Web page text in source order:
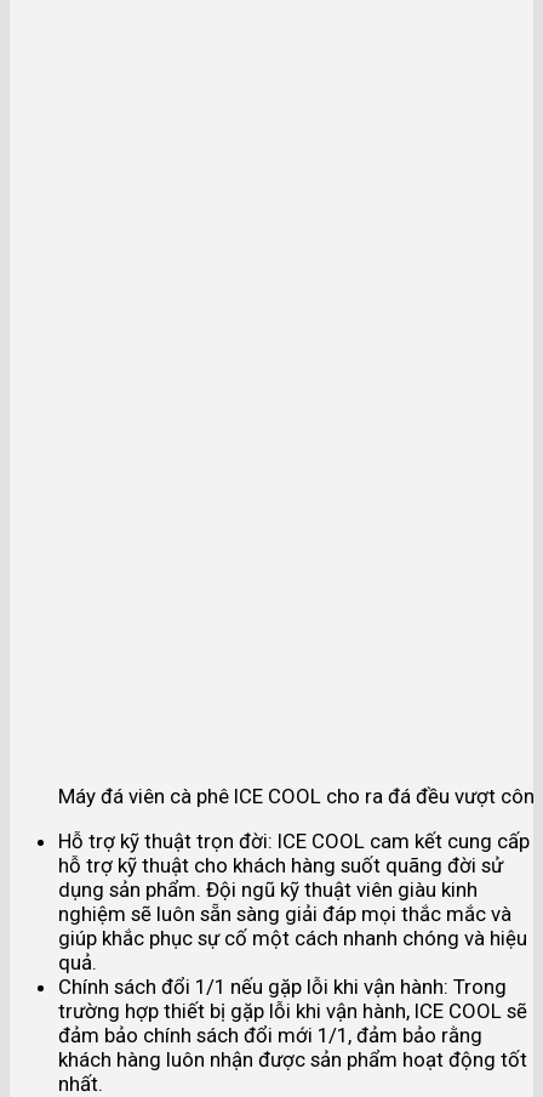
Máy đá viên cà phê ICE COOL cho ra đá đều vượt
Hỗ trợ kỹ thuật trọn đời: ICE COOL cam kết cung cấp
hỗ trợ kỹ thuật cho khách hàng suốt quãng đời sử
dụng sản phẩm. Đội ngũ kỹ thuật viên giàu kinh
nghiệm sẽ luôn sẵn sàng giải đáp mọi thắc mắc và
giúp khắc phục sự cố một cách nhanh chóng và hiệu
quả.
Chính sách đổi 1/1 nếu gặp lỗi khi vận hành: Trong
trường hợp thiết bị gặp lỗi khi vận hành, ICE COOL sẽ
đảm bảo chính sách đổi mới 1/1, đảm bảo rằng
khách hàng luôn nhận được sản phẩm hoạt động tốt
nhất.